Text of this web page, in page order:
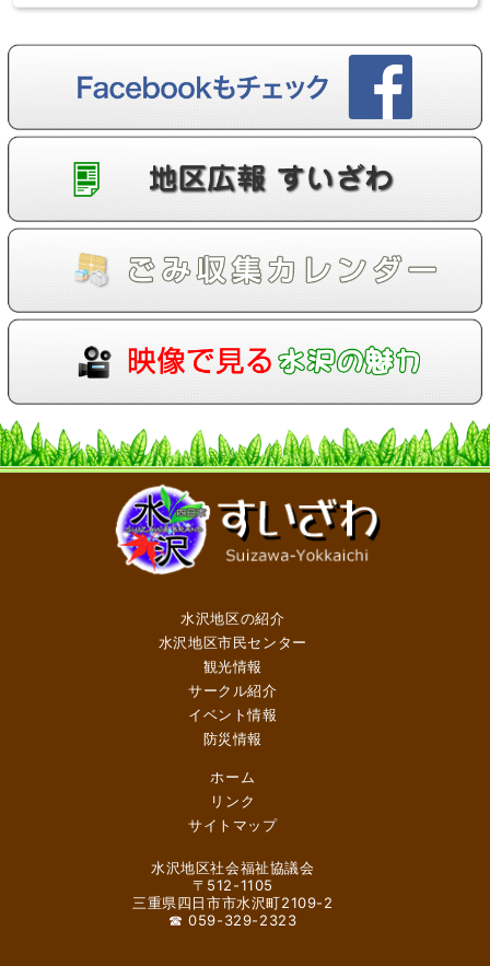
水沢地区の紹介
水沢地区市民センター
観光情報
サークル紹介
イベント情報
防災情報
ホーム
リンク
サイトマップ
水沢地区社会福祉協議会
〒512-1105
三重県四日市市水沢町2109-2
☎ 059-329-2323